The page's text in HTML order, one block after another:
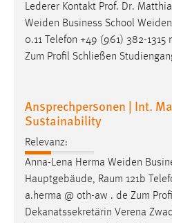
Lederer Kontakt Prof. Dr.
Weiden Business School Weiden
0.11 Telefon +49 (961) 382-
Zum Profil Schließen
Ansprechpersonen | Int.
Sustainability
Relevanz:
Anna-Lena Herma Weiden
Hauptgebäude, Raum 121b
a.herma @ oth-aw . de Zum
Dekanatssekretärin Verena
Zweck:
Das Cookie speichert die
Cookie Laufzeit:
Chat
Name:
MibewSessionID,
chat-frame-style-
Zweck:
Wird benötigt um die